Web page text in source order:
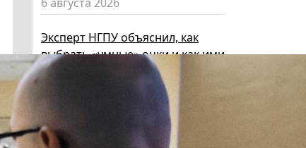
Эксперт НГПУ объяснил, как
выбрать «умные» очки и как ими
пользоваться, чтобы не
Директор ИИГСО НГПУ: